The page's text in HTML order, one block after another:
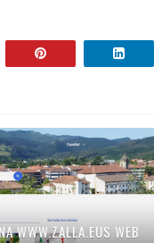
WWW.ZALLA.EUS WEB